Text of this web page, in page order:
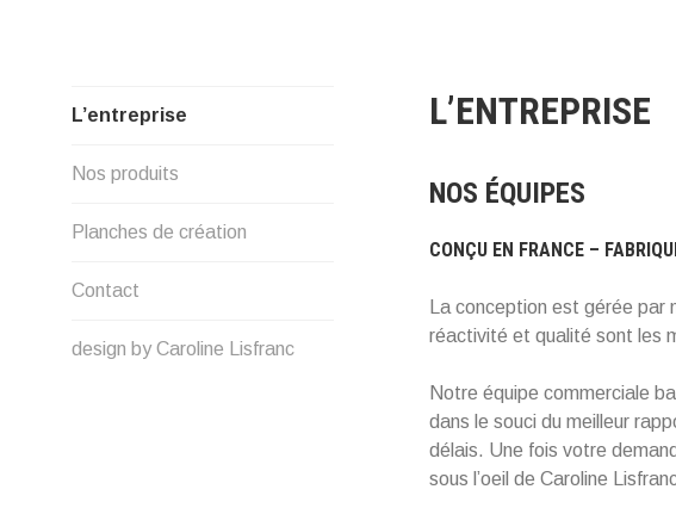
L’entreprise
Nos produits
Planches de création
Contact
design by Caroline Lisfranc
L’ENTREPRISE
NOS ÉQUIPES
CONÇU EN FRANCE –
La conception est gérée
réactivité et qualité sont les
Notre équipe commerciale
dans le souci du meilleur
délais. Une fois votre
sous l’oeil de Caroline